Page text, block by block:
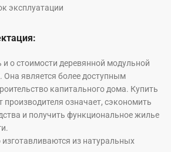
эксплуатации
и о стоимости деревянной модульной
Она является более доступным
капитального дома. Купить
производителя означает, сэкономить
и получить функциональное жилье
из натуральных